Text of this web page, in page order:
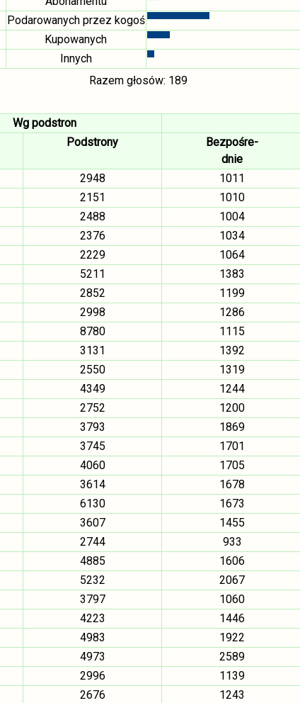
Podarowanych przez kogoś
Kupowanych
Innych
Razem głosów: 189
Wg podstron
Podstrony
Bezpośre-
dnie
2948 1011
2151 1010
2488 1004
2376 1034
2229 1064
5211 1383
2852 1199
2998 1286
8780 1115
3131 1392
2550 1319
4349 1244
2752 1200
3793 1869
3745 1701
4060 1705
3614 1678
6130 1673
3607 1455
2744 933
4885 1606
5232 2067
3797 1060
4223 1446
4983 1922
4973 2589
2996 1139
2676 1243